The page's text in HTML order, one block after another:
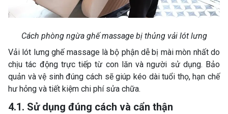
Cách phòng ngừa ghế massage bị thủng vải lót lưng
Vải lót lưng ghế massage là bộ phận dễ bị mài mòn nhất do
chịu tác động trực tiếp từ con lăn và người sử dụng. Bảo
quản và vệ sinh đúng cách sẽ giúp kéo dài tuổi thọ, hạn chế
hư hỏng và tiết kiệm chi phí sửa chữa.
4.1. Sử dụng đúng cách và cẩn thận